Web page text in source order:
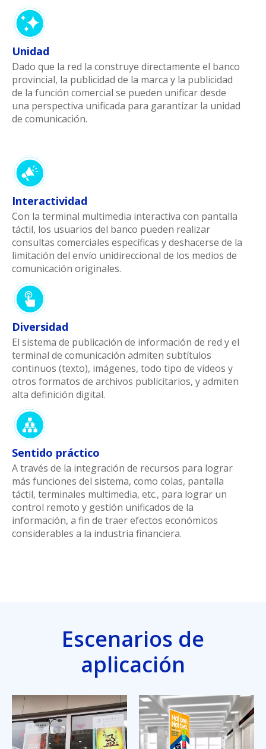
Unidad
Dado que la red la construye directamente el banco
provincial, la publicidad de la marca y la publicidad
de la función comercial se pueden unificar desde
una perspectiva unificada para garantizar la unidad
de comunicación.
Interactividad
Con la terminal multimedia interactiva con pantalla
táctil, los usuarios del banco pueden realizar
consultas comerciales específicas y deshacerse de la
limitación del envío unidireccional de los medios de
comunicación originales.
Diversidad
El sistema de publicación de información de red y el
terminal de comunicación admiten subtítulos
continuos (texto), imágenes, todo tipo de videos y
otros formatos de archivos publicitarios, y admiten
alta definición digital.
Sentido práctico
A través de la integración de recursos para lograr
más funciones del sistema, como colas, pantalla
táctil, terminales multimedia, etc., para lograr un
control remoto y gestión unificados de la
información, a fin de traer efectos económicos
considerables a la industria financiera.
Escenarios de
aplicación